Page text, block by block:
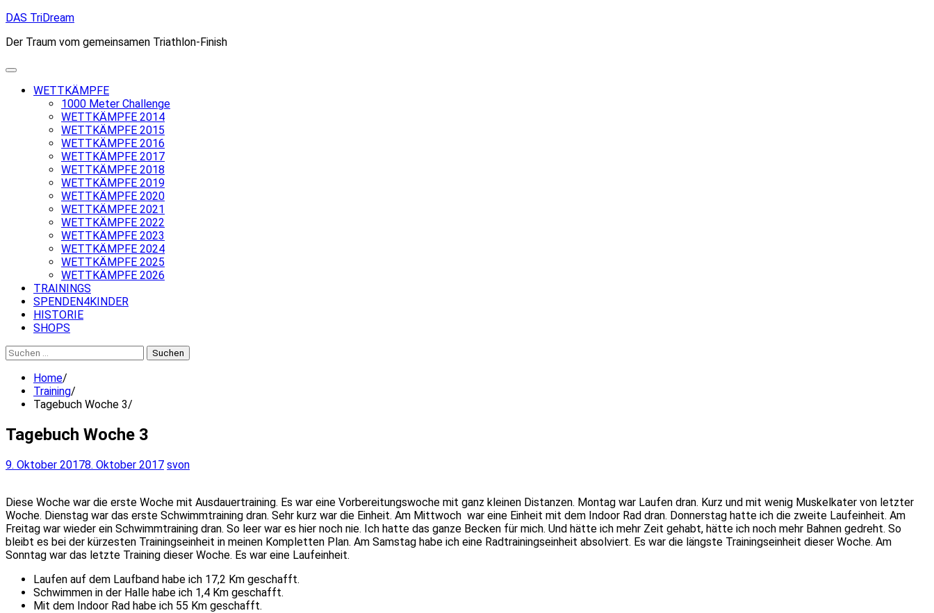
Skip
content
DAS TriDream
Der Traum vom gemeinsamen Triathlon-Finish
WETTKÄMPFE
1000 Meter Challenge
WETTKÄMPFE 2014
WETTKÄMPFE 2015
WETTKÄMPFE 2016
WETTKÄMPFE 2017
WETTKÄMPFE 2018
WETTKÄMPFE 2019
WETTKÄMPFE 2020
WETTKÄMPFE 2021
WETTKÄMPFE 2022
WETTKÄMPFE 2023
WETTKÄMPFE 2024
WETTKÄMPFE 2025
WETTKÄMPFE 2026
TRAININGS
SPENDEN4KINDER
HISTORIE
SHOPS
Suchen
nach:
Home
Training
Tagebuch Woche 3
Tagebuch Woche 3
9. Oktober 20178. Oktober 2017 svon
Diese Woche war die erste Woche mit Ausdauertraining. Es war eine Vorbereitungswoche mit ganz kleinen Distanzen. Montag war Laufen dran. Kurz und mit wenig Muskelkater von letzter
Woche. Dienstag war das erste Schwimmtraining dran. Sehr kurz war die Einheit. Am Mittwoch war eine Einheit mit dem Indoor Rad dran. Donnerstag hatte ich die zweite Laufeinheit. Am
Freitag war wieder ein Schwimmtraining dran. So leer war es hier noch nie. Ich hatte das ganze Becken für mich. Und hätte ich mehr Zeit gehabt, hätte ich noch mehr Bahnen gedreht. So
bleibt es bei der kürzesten Trainingseinheit in meinen Kompletten Plan. Am Samstag habe ich eine Radtrainingseinheit absolviert. Es war die längste Trainingseinheit dieser Woche. Am
Sonntag war das letzte Training dieser Woche. Es war eine Laufeinheit.
Laufen auf dem Laufband habe ich 17,2 Km geschafft.
Schwimmen in der Halle habe ich 1,4 Km geschafft.
Mit dem Indoor Rad habe ich 55 Km geschafft.